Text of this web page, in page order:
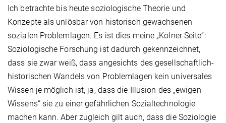
Ich betrachte bis heute soziologische Theorie und
Konzepte als unlösbar von historisch gewachsenen
sozialen Problemlagen. Es ist dies meine „Kölner Seite“:
Soziologische Forschung ist dadurch gekennzeichnet,
dass sie zwar weiß, dass angesichts des gesellschaftlich-
historischen Wandels von Problemlagen kein universales
Wissen je möglich ist, ja, dass die Illusion des „ewigen
Wissens“ sie zu einer gefährlichen Sozialtechnologie
machen kann. Aber zugleich gilt auch, dass die Soziologie